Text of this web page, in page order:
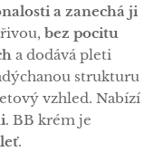
a zanechá ji
bez pocitu
a dodává pleti
strukturu
vzhled. Nabízí
. BB krém je
.